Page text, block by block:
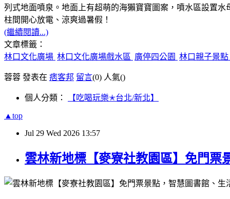
列式地面噴泉。地面上有超萌的海獺寶寶圖案，噴水區設置
柱間開心放電、涼爽過暑假！
(繼續閱讀...)
文章標籤：
林口文化廣場 林口文化廣場戲水區 廣停四公園 林口親子景點
蓉蓉 發表在 痞客邦 留言(0) 人氣()
個人分類： 【吃喝玩樂✭台北/新北】
▲top
Jul 29 Wed 2026 13:57
雲林新地標【麥寮社教園區】免門票